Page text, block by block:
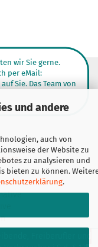
und andere
auch von
der Website zu
zu analysieren und
bieten zu können.
.
wir Sie gerne.
per eMail:
Sie. Das Team von
Freiberufler und